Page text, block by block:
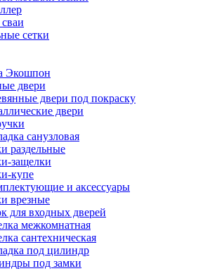
сетки
Экошпон
двери
двери под покраску
двери
санузловая
раздельные
защелки
купе
и аксессуары
врезные
для входных дверей
межкомнатная
сантехническая
под цилиндр
под замки